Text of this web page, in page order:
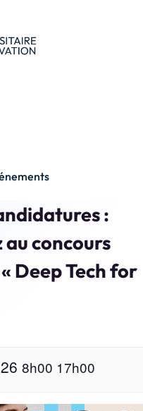
Accès membres
:
concours
Deep Tech for
8h00 17h00